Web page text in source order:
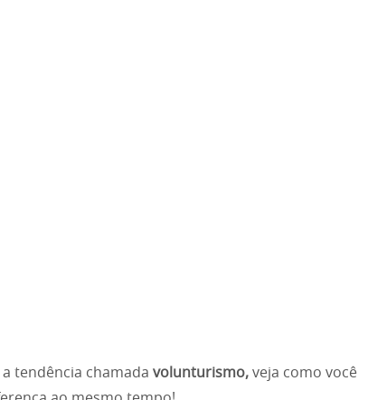
tendência chamada volunturismo, veja como você